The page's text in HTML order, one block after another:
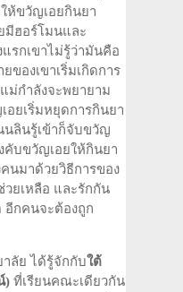
ห้ขวัญเอยกินยา
มีฮอร์โมนและ
รกเขาไม่รู้ว่ามันคือ
ของเขาเริ่มเกิดการ
ม่กำลังจะพยายาม
อยเริ่มหยุดการกินยา
นลินรู้เข้าก็จับขวัญ
คับขวัญเอยให้กินยา
นมาด้วยวิธีการของ
ยเหลือ และรักกัน
อีกคนจะต้องถูก
าลัย ได้รู้จักกับใต้
) ที่เรียนคณะเดียวกัน